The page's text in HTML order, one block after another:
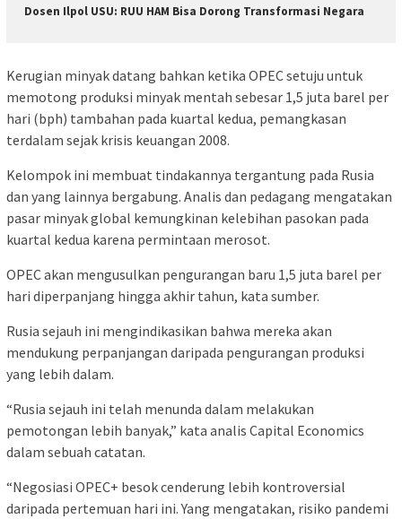
Dosen Ilpol USU: RUU HAM Bisa Dorong Transformasi Negara
Kerugian minyak datang bahkan ketika OPEC setuju untuk
memotong produksi minyak mentah sebesar 1,5 juta barel per
hari (bph) tambahan pada kuartal kedua, pemangkasan
terdalam sejak krisis keuangan 2008.
Kelompok ini membuat tindakannya tergantung pada Rusia
dan yang lainnya bergabung. Analis dan pedagang mengatakan
pasar minyak global kemungkinan kelebihan pasokan pada
kuartal kedua karena permintaan merosot.
OPEC akan mengusulkan pengurangan baru 1,5 juta barel per
hari diperpanjang hingga akhir tahun, kata sumber.
Rusia sejauh ini mengindikasikan bahwa mereka akan
mendukung perpanjangan daripada pengurangan produksi
yang lebih dalam.
“Rusia sejauh ini telah menunda dalam melakukan
pemotongan lebih banyak,” kata analis Capital Economics
dalam sebuah catatan.
“Negosiasi OPEC+ besok cenderung lebih kontroversial
daripada pertemuan hari ini. Yang mengatakan, risiko pandemi